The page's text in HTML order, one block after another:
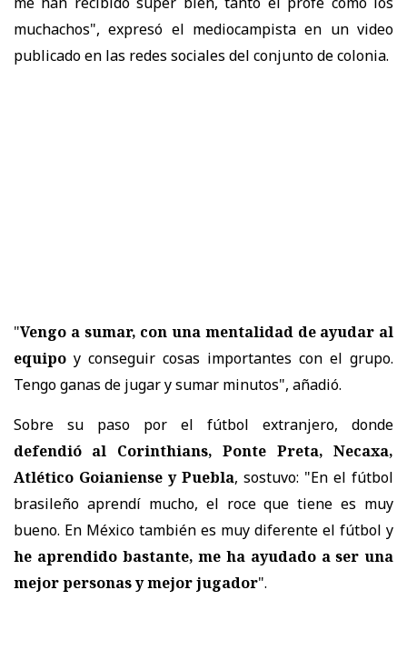
muchachos", expresó el mediocampista en un video
publicado en las redes sociales del conjunto de colonia.
"Vengo a sumar, con una mentalidad de ayudar al
equipo y conseguir cosas importantes con el grupo.
Tengo ganas de jugar y sumar minutos", añadió.
Sobre su paso por el fútbol extranjero, donde
defendió al Corinthians, Ponte Preta, Necaxa,
Atlético Goianiense y Puebla, sostuvo: "En el fútbol
brasileño aprendí mucho, el roce que tiene es muy
bueno. En México también es muy diferente el fútbol y
he aprendido bastante, me ha ayudado a ser una
mejor personas y mejor jugador".